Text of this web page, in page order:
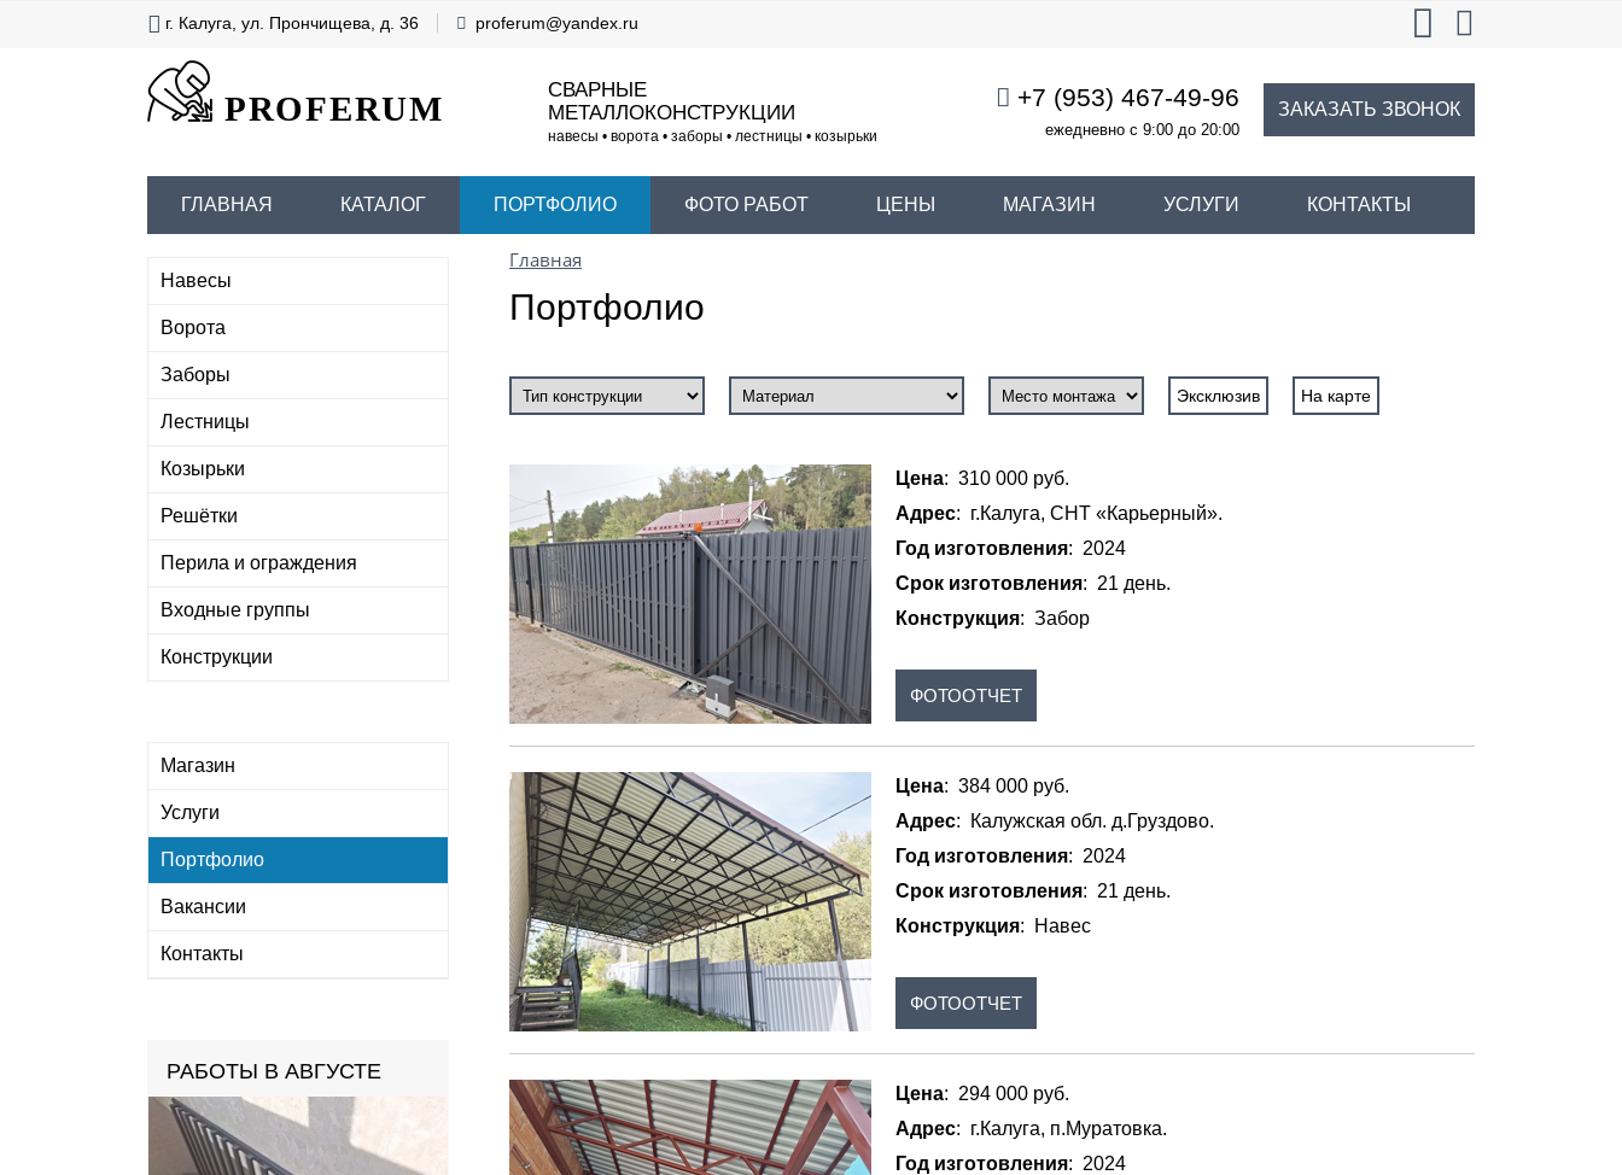
г. Калуга, ул. Прончищева, д. 36 proferum@yandex.ru
PROFERUM
СВАРНЫЕ
МЕТАЛЛОКОНСТРУКЦИИ
навесы • ворота • заборы • лестницы • козырьки
+7 (953) 467-49-96
ежедневно с 9:00 до 20:00
ЗАКАЗАТЬ ЗВОНОК
ГЛАВНАЯ КАТАЛОГ ПОРТФОЛИО ФОТО РАБОТ ЦЕНЫ МАГАЗИН УСЛУГИ КОНТАКТЫ
Навесы
Ворота
Заборы
Лестницы
Козырьки
Решётки
Перила и ограждения
Входные группы
Конструкции
Магазин
Услуги
Портфолио
Вакансии
Контакты
РАБОТЫ В АВГУСТЕ
Главная
Портфолио
Эксклюзив На карте
Цена: 310 000 руб.
Адрес: г.Калуга, СНТ «Карьерный».
Год изготовления: 2024
Срок изготовления: 21 день.
Конструкция: Забор
ФОТООТЧЕТ
Цена: 384 000 руб.
Адрес: Калужская обл. д.Груздово.
Год изготовления: 2024
Срок изготовления: 21 день.
Конструкция: Навес
ФОТООТЧЕТ
Цена: 294 000 руб.
Адрес: г.Калуга, п.Муратовка.
Год изготовления: 2024